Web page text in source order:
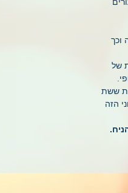
וכך
של
את ששת
הזה